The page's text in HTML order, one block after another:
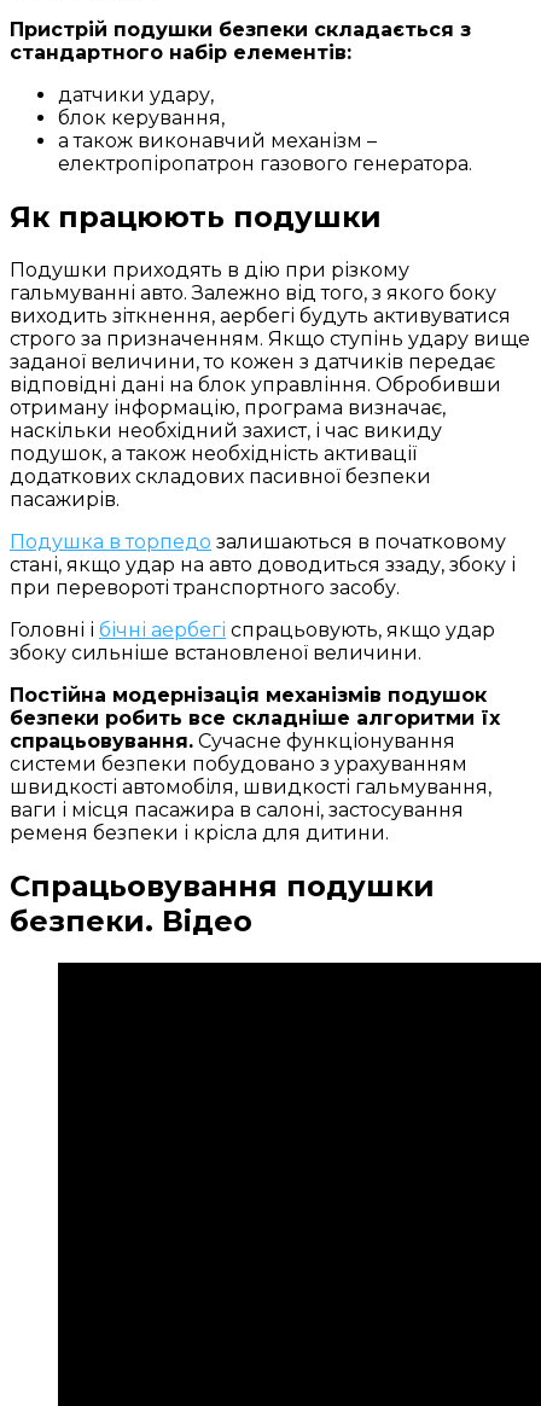
Пристрій подушки безпеки складається з
стандартного набір елементів:
датчики удару,
блок керування,
а також виконавчий механізм –
електропіропатрон газового генератора.
Як працюють подушки
Подушки приходять в дію при різкому
гальмуванні авто. Залежно від того, з якого боку
виходить зіткнення, аербегі будуть активуватися
строго за призначенням. Якщо ступінь удару вище
заданої величини, то кожен з датчиків передає
відповідні дані на блок управління. Обробивши
отриману інформацію, програма визначає,
наскільки необхідний захист, і час викиду
подушок, а також необхідність активації
додаткових складових пасивної безпеки
пасажирів.
Подушка в торпедо залишаються в початковому
стані, якщо удар на авто доводиться ззаду, збоку і
при перевороті транспортного засобу.
Головні і бічні аербегі спрацьовують, якщо удар
збоку сильніше встановленої величини.
Постійна модернізація механізмів подушок
безпеки робить все складніше алгоритми їх
спрацьовування. Сучасне функціонування
системи безпеки побудовано з урахуванням
швидкості автомобіля, швидкості гальмування,
ваги і місця пасажира в салоні, застосування
ременя безпеки і крісла для дитини.
Спрацьовування подушки
безпеки. Відео